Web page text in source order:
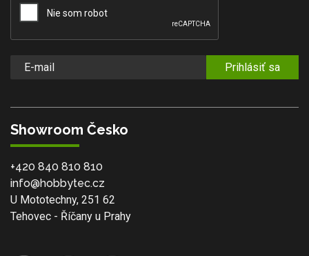
Prihlásiť sa
Showroom Česko
+420 840 810 810
info@hobbytec.cz
U Mototechny, 251 62
Tehovec - Říčany u Prahy